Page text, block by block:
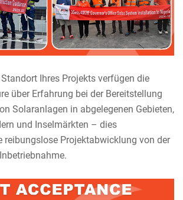
Ihres Projekts verfügen die
über Erfahrung bei der Bereitstellung
Solaranlagen in abgelegenen Gebieten,
und Inselmärkten – dies
reibungslose Projektabwicklung von der